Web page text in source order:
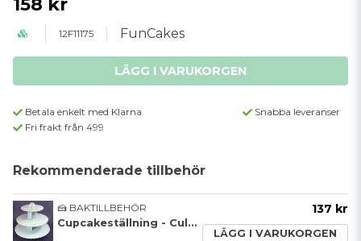
158 kr
12F11175 FunCakes
LÄGG I VARUKORGEN
Betala enkelt med Klarna
Snabba leveranser
Fri frakt från 499
Rekommenderade tillbehör
🍰 BAKTILLBEHÖR
Cupcakeställning - Culpitt
137 kr
LÄGG I VARUKORGEN